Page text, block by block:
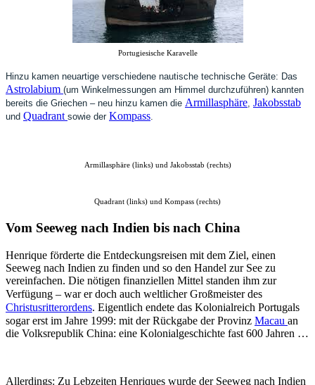
Portugiesische Karavelle
Hinzu kamen neuartige verschiedene nautische technische Geräte: Das
Astrolabium (um Winkelmessungen am Himmel durchzuführen) kannten
bereits die Griechen – neu hinzu kamen die Armillasphäre, Jakobsstab
und Quadrant sowie der Kompass.
Armillasphäre (links) und Jakobsstab (rechts)
Quadrant (links) und Kompass (rechts)
Vom Seeweg nach Indien bis nach China
Henrique förderte die Entdeckungsreisen mit dem Ziel, einen
Seeweg nach Indien zu finden und so den Handel zur See zu
vereinfachen. Die nötigen finanziellen Mittel standen ihm zur
Verfügung – war er doch auch weltlicher Großmeister des
Christusritterordens. Eigentlich endete das Kolonialreich Portugals
sogar erst im Jahre 1999: mit der Rückgabe der Provinz Macau an
die Volksrepublik China: eine Kolonialgeschichte fast 600 Jahren …
Allerdings: Zu Lebzeiten Henriques wurde der Seeweg nach Indien